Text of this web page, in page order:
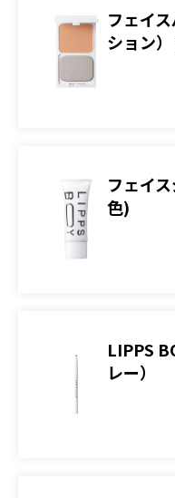
フェイ
ション
フェイ
色)
LIPPS
レー）